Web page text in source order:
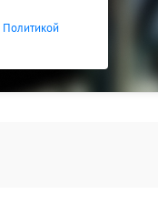
Политикой